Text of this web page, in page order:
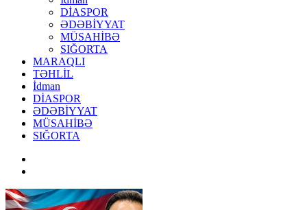
DİASPOR
ƏDƏBİYYAT
MÜSAHİBƏ
SIĞORTA
MARAQLI
TƏHLİL
İdman
DİASPOR
ƏDƏBİYYAT
MÜSAHİBƏ
SIĞORTA